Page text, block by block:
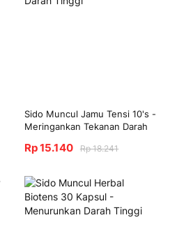
Sido Muncul Jamu Tensi 10's -
Meringankan Tekanan Darah
Rp 15.140 Rp 18.241